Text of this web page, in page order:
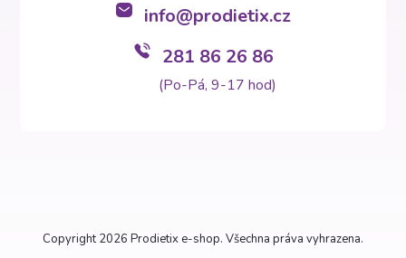
info@prodietix.cz
281 86 26 86
(Po-Pá, 9-17 hod)
Copyright 2026 Prodietix e-shop. Všechna práva vyhrazena.